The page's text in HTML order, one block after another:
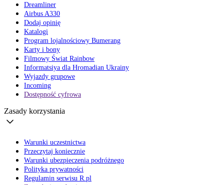
Dreamliner
Airbus A330
Dodaj opinię
Katalogi
Program lojalnościowy Bumerang
Karty i bony
Filmowy Świat Rainbow
Informatsiya dla Hromadian Ukrainy
Wyjazdy grupowe
Incoming
Dostępność cyfrowa
Zasady korzystania
Warunki uczestnictwa
Przeczytaj koniecznie
Warunki ubezpieczenia podróżnego
Polityka prywatności
Regulamin serwisu R.pl